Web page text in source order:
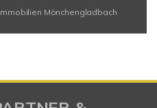
Mönchengladbach